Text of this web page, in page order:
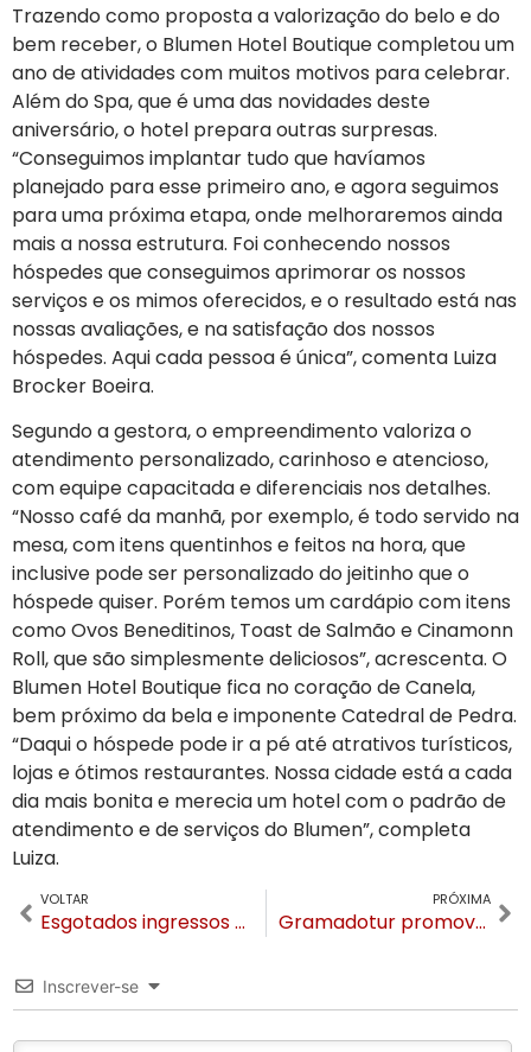
Trazendo como proposta a valorização do belo e do
bem receber, o Blumen Hotel Boutique completou um
ano de atividades com muitos motivos para celebrar.
Além do Spa, que é uma das novidades deste
aniversário, o hotel prepara outras surpresas.
“Conseguimos implantar tudo que havíamos
planejado para esse primeiro ano, e agora seguimos
para uma próxima etapa, onde melhoraremos ainda
mais a nossa estrutura. Foi conhecendo nossos
hóspedes que conseguimos aprimorar os nossos
serviços e os mimos oferecidos, e o resultado está nas
nossas avaliações, e na satisfação dos nossos
hóspedes. Aqui cada pessoa é única”, comenta Luiza
Brocker Boeira.
Segundo a gestora, o empreendimento valoriza o
atendimento personalizado, carinhoso e atencioso,
com equipe capacitada e diferenciais nos detalhes.
“Nosso café da manhã, por exemplo, é todo servido na
mesa, com itens quentinhos e feitos na hora, que
inclusive pode ser personalizado do jeitinho que o
hóspede quiser. Porém temos um cardápio com itens
como Ovos Beneditinos, Toast de Salmão e Cinamonn
Roll, que são simplesmente deliciosos”, acrescenta. O
Blumen Hotel Boutique fica no coração de Canela,
bem próximo da bela e imponente Catedral de Pedra.
“Daqui o hóspede pode ir a pé até atrativos turísticos,
lojas e ótimos restaurantes. Nossa cidade está a cada
dia mais bonita e merecia um hotel com o padrão de
atendimento e de serviços do Blumen”, completa
Luiza.
VOLTAR
Esgotados ingressos para a Feijoada da Solidariedade em Gramado
PRÓXIMA
Gramadotur promove audições para escolha de artistas para espetáculos do Natal Luz
Inscrever-se